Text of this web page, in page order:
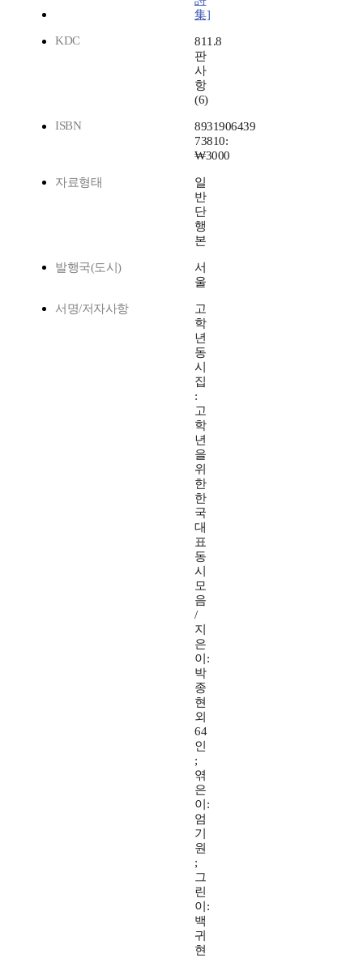
集]
KDC
811.8
판
사
항
(6)
ISBN
8931906439
73810:
₩3000
자료형태
일
반
단
행
본
발행국(도시)
서
울
서명/저자사항
고
학
년
동
시
집
:
고
학
년
을
위
한
한
국
대
표
동
시
모
음
/
지
은
이:
박
종
현
외
64
인
;
엮
은
이:
엄
기
원
;
그
린
이:
백
귀
현